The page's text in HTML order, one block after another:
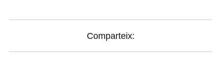
Comparteix: